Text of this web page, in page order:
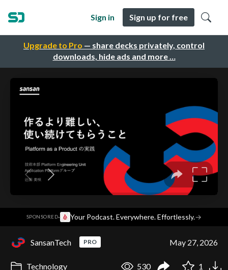
Upgrade to Pro — share decks privately, control
downloads, hide ads and more …
Sign in Sign up for free
SPONSORED· Your Podcast. Everywhere. Effortlessly.→
SansanTech PRO May 27, 2026
Technology 530 1